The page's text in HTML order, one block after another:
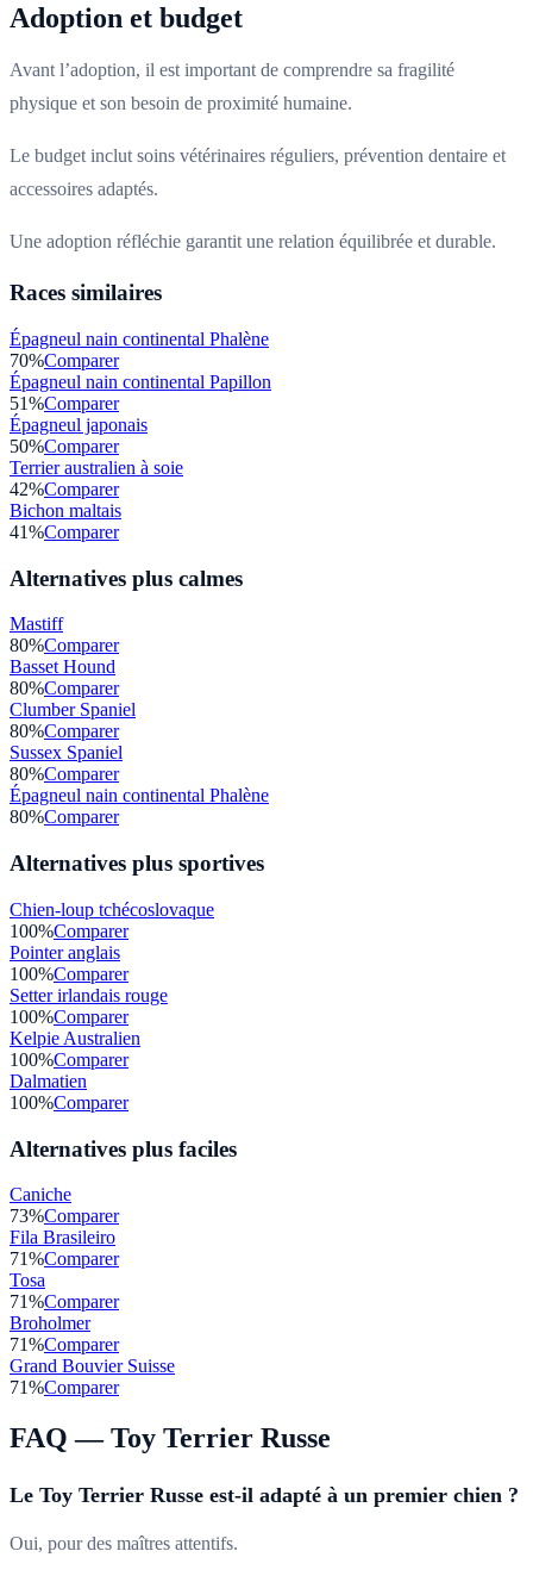
Adoption et budget
Avant l’adoption, il est important de comprendre sa fragilité
physique et son besoin de proximité humaine.
Le budget inclut soins vétérinaires réguliers, prévention dentaire et
accessoires adaptés.
Une adoption réfléchie garantit une relation équilibrée et durable.
Races similaires
Épagneul nain continental Phalène
70%Comparer
Épagneul nain continental Papillon
51%Comparer
Épagneul japonais
50%Comparer
Terrier australien à soie
42%Comparer
Bichon maltais
41%Comparer
Alternatives plus calmes
Mastiff
80%Comparer
Basset Hound
80%Comparer
Clumber Spaniel
80%Comparer
Sussex Spaniel
80%Comparer
Épagneul nain continental Phalène
80%Comparer
Alternatives plus sportives
Chien-loup tchécoslovaque
100%Comparer
Pointer anglais
100%Comparer
Setter irlandais rouge
100%Comparer
Kelpie Australien
100%Comparer
Dalmatien
100%Comparer
Alternatives plus faciles
Caniche
73%Comparer
Fila Brasileiro
71%Comparer
Tosa
71%Comparer
Broholmer
71%Comparer
Grand Bouvier Suisse
71%Comparer
FAQ —Toy Terrier Russe
Le Toy Terrier Russe est-il adapté à un premier chien ?
Oui, pour des maîtres attentifs.